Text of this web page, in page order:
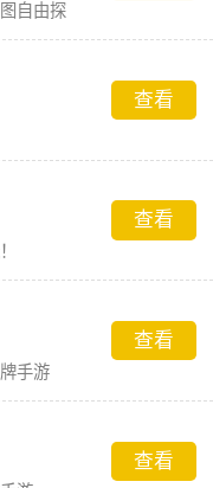
自由探
查看
查看
手游
查看
查看